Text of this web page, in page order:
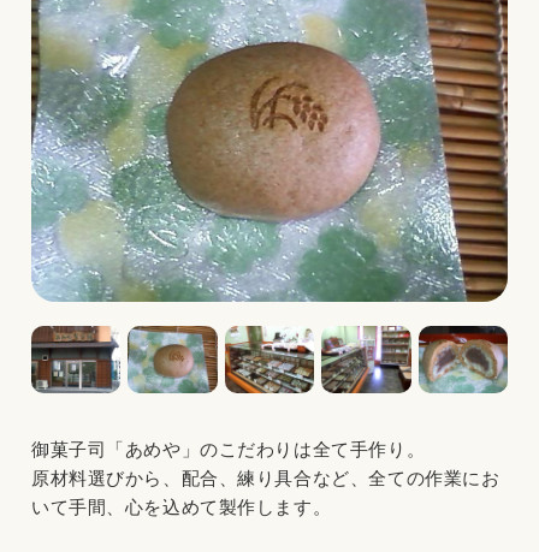
御菓子司「あめや」のこだわりは全て手作り。
原材料選びから、配合、練り具合など、全ての作業にお
いて手間、心を込めて製作します。